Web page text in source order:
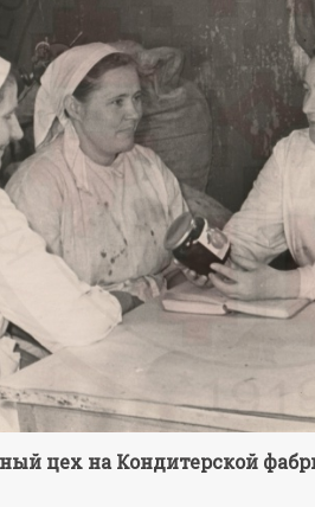
цех на Кондитерской